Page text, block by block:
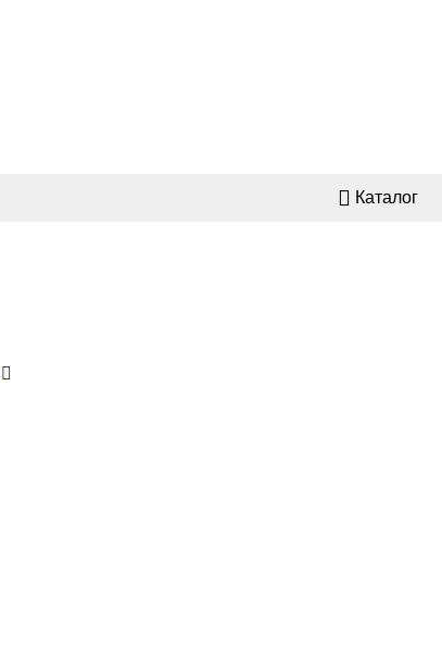
Каталог